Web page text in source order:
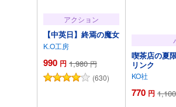
アクション
【中英日】終焉の魔女
K.O工房
990 円 1,980 円
(630)
喫茶店の夏
リンク
KO社
770 円 1,100